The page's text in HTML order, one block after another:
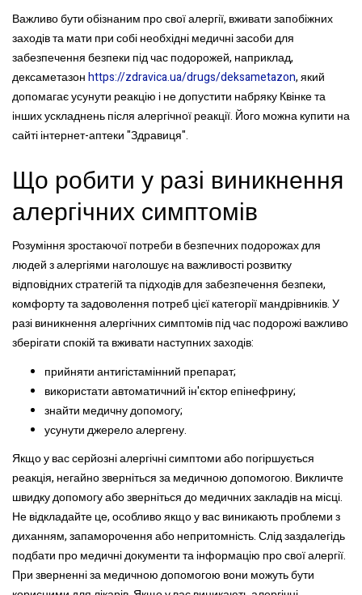
Важливо бути обізнаним про свої алергії, вживати запобіжних
заходів та мати при собі необхідні медичні засоби для
забезпечення безпеки під час подорожей, наприклад,
дексаметазонhttps://zdravica.ua/drugs/deksametazon, який
допомагає усунути реакцію і не допустити набряку Квінке та
інших ускладнень після алергічної реакції. Його можна купити на
сайті інтернет-аптеки "Здравиця".
Що робити у разі виникнення
алергічних симптомів
Розуміння зростаючої потреби в безпечних подорожах для
людей з алергіями наголошує на важливості розвитку
відповідних стратегій та підходів для забезпечення безпеки,
комфорту та задоволення потреб цієї категорії мандрівників. У
разі виникнення алергічних симптомів під час подорожі важливо
зберігати спокій та вживати наступних заходів:
прийняти антигістамінний препарат;
використати автоматичний ін'єктор епінефрину;
знайти медичну допомогу;
усунути джерело алергену.
Якщо у вас серйозні алергічні симптоми або погіршується
реакція, негайно зверніться за медичною допомогою. Викличте
швидку допомогу або зверніться до медичних закладів на місці.
Не відкладайте це, особливо якщо у вас виникають проблеми з
диханням, запаморочення або непритомність. Слід заздалегідь
подбати про медичні документи та інформацію про свої алергії.
При зверненні за медичною допомогою вони можуть бути